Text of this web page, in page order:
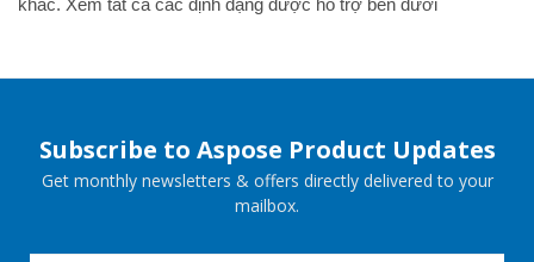
khác. Xem tất cả các định dạng được hỗ trợ bên dưới
Subscribe to Aspose Product Updates
Get monthly newsletters & offers directly delivered to your
mailbox.